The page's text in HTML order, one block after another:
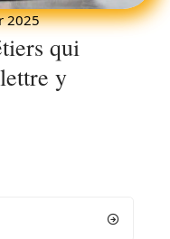
2025
qui
y